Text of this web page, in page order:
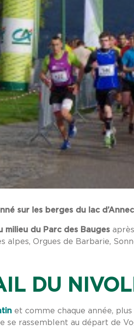
sur les berges du lac
milieu du Parc des Bauges
alpes, Orgues de Barbarie,
DU
et comme chaque année,
se rassemblent au départ de